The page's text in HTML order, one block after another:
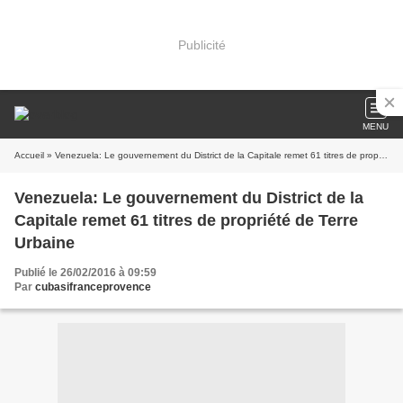
Publicité
MENU
Accueil » Venezuela: Le gouvernement du District de la Capitale remet 61 titres de propriété de Terre Urbaine
Venezuela: Le gouvernement du District de la
Capitale remet 61 titres de propriété de Terre
Urbaine
Publié le 26/02/2016 à 09:59
Par cubasifranceprovence